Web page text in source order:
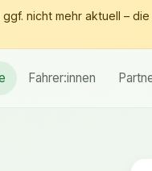
nicht mehr aktuell –
Fahrer:innen